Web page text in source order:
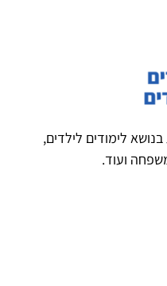
לימודים לילדים,
ועוד.